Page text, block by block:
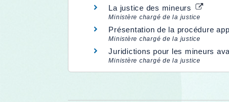
La justice des mineurs
Ministère chargé de la justice
Présentation de la procédure
Ministère chargé de la justice
Juridictions pour les mineurs
Ministère chargé de la justice